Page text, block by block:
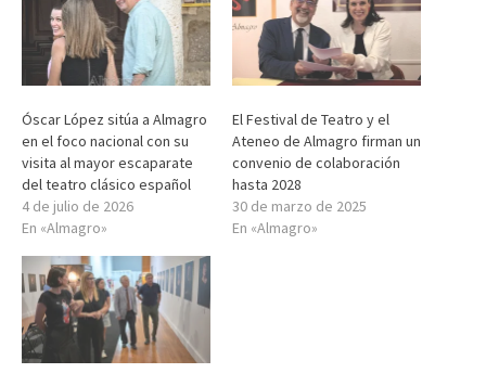
Óscar López sitúa a Almagro
en el foco nacional con su
visita al mayor escaparate
del teatro clásico español
4 de julio de 2026
En «Almagro»
El Festival de Teatro y el
Ateneo de Almagro firman un
convenio de colaboración
hasta 2028
30 de marzo de 2025
En «Almagro»